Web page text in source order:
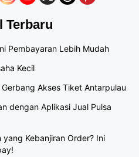
Terbaru
Pembayaran Lebih Mudah
Kecil
Akses Tiket Antarpulau
dengan Aplikasi Jual Pulsa
yang Kebanjiran Order? Ini